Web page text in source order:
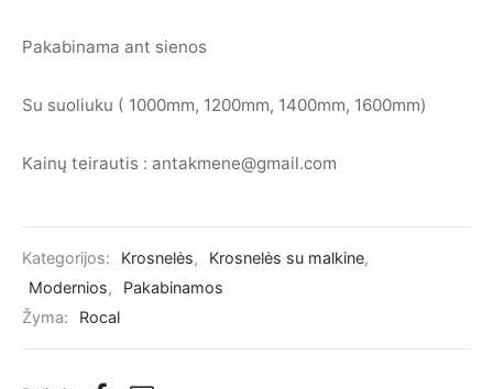
Pakabinama ant sienos
Su suoliuku ( 1000mm, 1200mm, 1400mm, 1600mm)
Kainų teirautis : antakmene@gmail.com
Kategorijos: Krosnelės, Krosnelės su malkine,
Modernios,
Pakabinamos
Žyma:
Rocal